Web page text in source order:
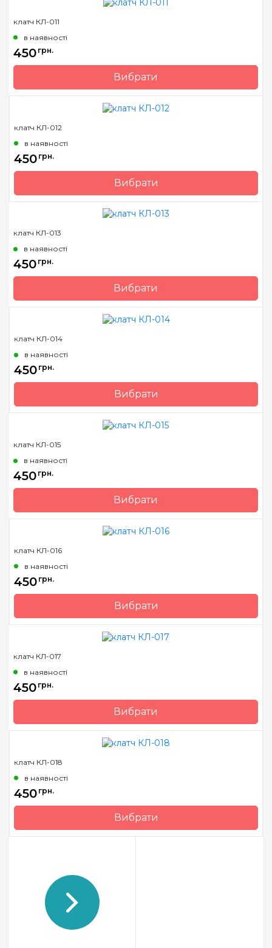
клатч КЛ-011
в наявності
450 грн.
Вибрати
Бренд
Барвиста Вишиванка
клатч КЛ-012
в наявності
450 грн.
Вибрати
Бренд
Барвиста Вишиванка
клатч КЛ-013
в наявності
450 грн.
Вибрати
Бренд
Барвиста Вишиванка
клатч КЛ-014
в наявності
450 грн.
Вибрати
Бренд
Барвиста Вишиванка
клатч КЛ-015
в наявності
450 грн.
Вибрати
Бренд
Барвиста Вишиванка
клатч КЛ-016
в наявності
450 грн.
Вибрати
Бренд
Барвиста Вишиванка
клатч КЛ-017
в наявності
450 грн.
Вибрати
Бренд
Барвиста Вишиванка
клатч КЛ-018
в наявності
450 грн.
Вибрати
Бренд
Барвиста Вишиванка